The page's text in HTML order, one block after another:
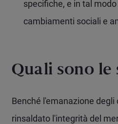
specifiche, e in tal
cambiamenti sociali e
Quali sono le
Benché l'emanazione
rinsaldato l'integrità del